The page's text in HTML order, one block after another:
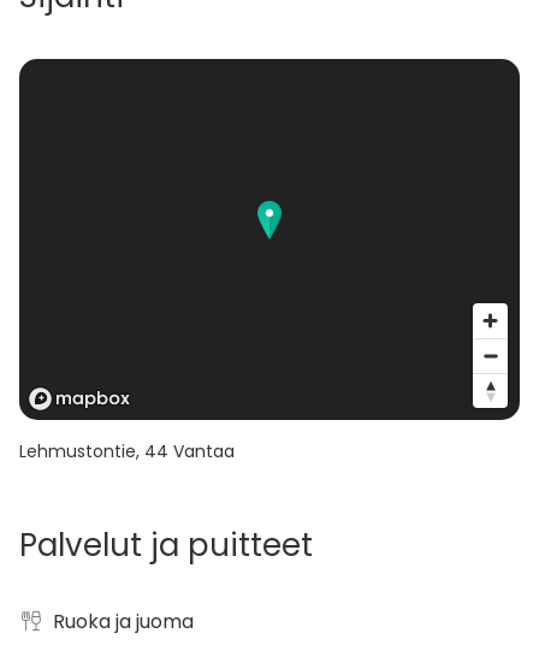
Lehmustontie, 44 Vantaa
Palvelut ja puitteet
Ruoka ja juoma